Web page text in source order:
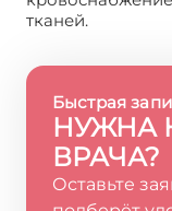
тканей.
Быстрая
НУЖНА
ВРАЧА?
Оставьте